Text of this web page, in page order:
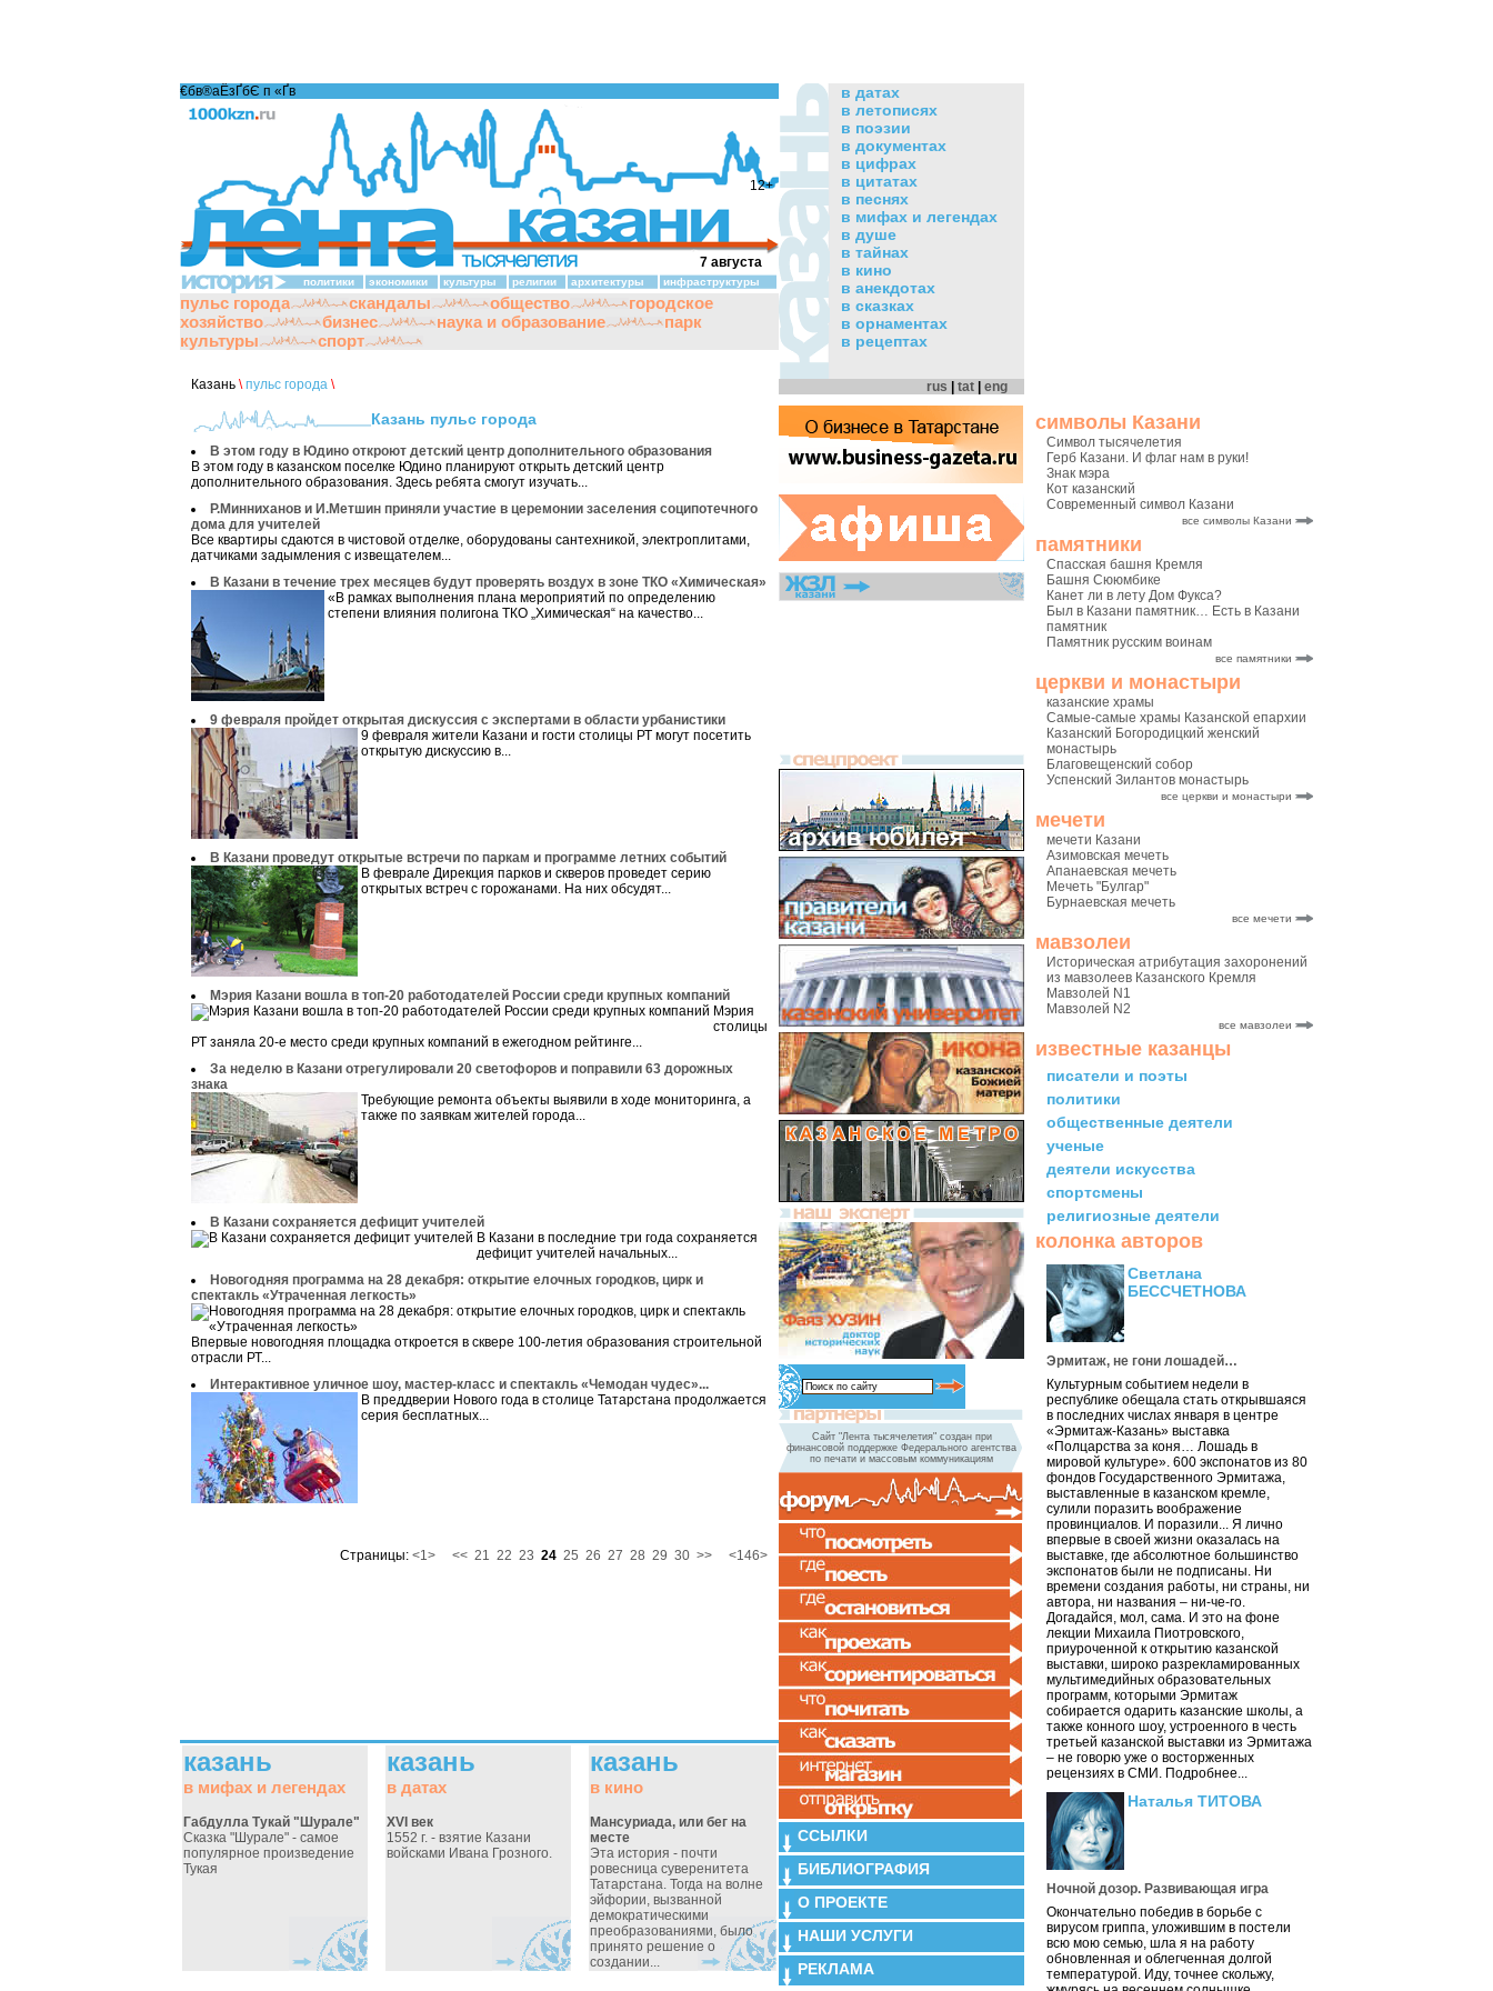
символы Казани
Символ тысячелетия
Герб Казани. И флаг нам в руки!
Знак мэра
Кот казанский
Современный символ Казани
все символы Казани
памятники
Спасская башня Кремля
Башня Сююмбике
Канет ли в лету Дом Фукса?
Был в Казани памятник… Есть в Казани
памятник
Памятник русским воинам
все памятники
церкви и монастыри
казанские храмы
Самые-самые храмы Казанской епархии
Казанский Богородицкий женский
монастырь
Благовещенский собор
Успенский Зилантов монастырь
все церкви и монастыри
мечети
мечети Казани
Азимовская мечеть
Апанаевская мечеть
Мечеть "Булгар"
Бурнаевская мечеть
все мечети
мавзолеи
Историческая атрибутация захоронений
из мавзолеев Казанского Кремля
Мавзолей N1
Мавзолей N2
все мавзолеи
известные казанцы
писатели и поэты
политики
общественные деятели
ученые
деятели искусства
спортсмены
религиозные деятели
колонка авторов
Светлана
БЕССЧЕТНОВА
Эрмитаж, не гони лошадей…
Культурным событием недели в
республике обещала стать открывшаяся
в последних числах января в центре
«Эрмитаж-Казань» выставка
«Полцарства за коня… Лошадь в
мировой культуре». 600 экспонатов из 80
фондов Государственного Эрмитажа,
выставленные в казанском кремле,
сулили поразить воображение
провинциалов. И поразили... Я лично
впервые в своей жизни оказалась на
выставке, где абсолютное большинство
экспонатов были не подписаны. Ни
времени создания работы, ни страны, ни
автора, ни названия – ни-че-го.
Догадайся, мол, сама. И это на фоне
лекции Михаила Пиотровского,
приуроченной к открытию казанской
выставки, широко разрекламированных
мультимедийных образовательных
программ, которыми Эрмитаж
собирается одарить казанские школы, а
также конного шоу, устроенного в честь
третьей казанской выставки из Эрмитажа
– не говорю уже о восторженных
рецензиях в СМИ. Подробнее...
Наталья ТИТОВА
Ночной дозор. Развивающая игра
Окончательно победив в борьбе с
вирусом гриппа, уложившим в постели
всю мою семью, шла я на работу
обновленная и облегченная долгой
температурой. Иду, точнее скольжу,
12+
€бв®аЁзҐбЄ п «Ґ­в
7 августа
политики экономики культуры религии архитектуры инфраструктуры
пульс города скандалы общество
городское
хозяйство
бизнес наука и образование
парк
культуры
спорт
Казань \ пульс города \
Казань пульс города
В этом году в Юдино откроют детский центр дополнительного образования
В этом году в казанском поселке Юдино планируют открыть детский центр
дополнительного образования. Здесь ребята смогут изучать...
Р.Минниханов и И.Метшин приняли участие в церемонии заселения соципотечного
дома для учителей
Все квартиры сдаются в чистовой отделке, оборудованы сантехникой, электроплитами,
датчиками задымления с извещателем...
В Казани в течение трех месяцев будут проверять воздух в зоне ТКО «Химическая»
«В рамках выполнения плана мероприятий по определению
степени влияния полигона ТКО „Химическая“ на качество...
9 февраля пройдет открытая дискуссия с экспертами в области урбанистики
9 февраля жители Казани и гости столицы РТ могут посетить
открытую дискуссию в...
В Казани проведут открытые встречи по паркам и программе летних событий
В феврале Дирекция парков и скверов проведет серию
открытых встреч с горожанами. На них обсудят...
Мэрия Казани вошла в топ-20 работодателей России среди крупных компаний
Мэрия
столицы
РТ заняла 20-е место среди крупных компаний в ежегодном рейтинге...
За неделю в Казани отрегулировали 20 светофоров и поправили 63 дорожных
знака
Требующие ремонта объекты выявили в ходе мониторинга, а
также по заявкам жителей города...
В Казани сохраняется дефицит учителей
В Казани в последние три года сохраняется
дефицит учителей начальных...
Новогодняя программа на 28 декабря: открытие елочных городков, цирк и
спектакль «Утраченная легкость»
Впервые новогодняя площадка откроется в сквере 100-летия образования строительной
отрасли РТ...
Интерактивное уличное шоу, мастер-класс и спектакль «Чемодан чудес»...
В преддверии Нового года в столице Татарстана продолжается
серия бесплатных...
Страницы: <1> << 21 22 23 24 25 26 27 28 29 30 >> <146>
казань
в мифах и легендах
Габдулла Тукай "Шурале"
Сказка "Шурале" - самое
популярное произведение
Тукая
казань
в датах
XVI век
1552 г. - взятие Казани
войсками Ивана Грозного.
казань
в кино
Мансуриада, или бег на
месте
Эта история - почти
ровесница суверенитета
Татарстана. Тогда на волне
эйфории, вызванной
демократическими
преобразованиями, было
принято решение о
создании...
в датах
в летописях
в поэзии
в документах
в цифрах
в цитатах
в песнях
в мифах и легендах
в душе
в тайнах
в кино
в анекдотах
в сказках
в орнаментах
в рецептах
rus tat eng
Сайт "Лента тысячелетия" создан при
финансовой поддержке Федерального агентства
по печати и массовым коммуникациям
ССЫЛКИ
БИБЛИОГРАФИЯ
О ПРОЕКТЕ
НАШИ УСЛУГИ
РЕКЛАМА